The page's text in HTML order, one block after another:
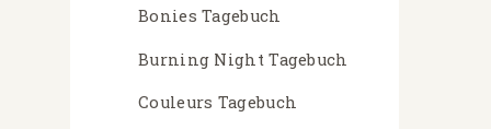
Bonies Tagebuch
Burning Night Tagebuch
Couleurs Tagebuch